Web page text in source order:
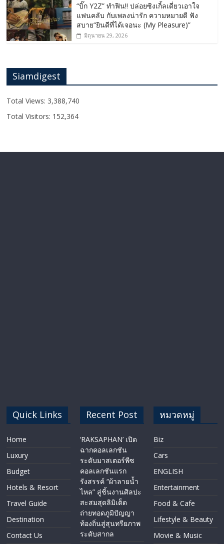
“บิ๊ก Y2Z” ทำฟิน!! ปล่อยซิงเกิ้ลเดี่ยวเอาใจ
แฟนคลับ กับเพลงน่ารัก ความหมายดี ฟัง
สบาย“ยินดีที่ได้เจอนะ (My Pleasure)”
มิถุนายน 29, 2026
Siamdigest
Total Views: 3,388,740
Total Visitors: 152,364
Quick Links
Home
Luxury
Budget
Hotels & Resort
Travel Guide
Destination
Contact Us
Recent Post
‘RAKSAPHAN’ เปิด
ฉากคอลเลกชัน
ระดับมาสเตอร์พีซ
คอลเลกชันแรก
รังสรรค์ “ผ้าลายน้ำ
ไหล” สู่ชิ้นงานศิลปะ
สะสมสุดลิมิเต็ด
ถ่ายทอดภูมิปัญญา
ท้องถิ่นสู่สุนทรียภาพ
ระดับสากล
หมวดหมู่
Biz
Cars
ENGLISH​
Entertainment
Food & Cafe
Lifestyle & Beauty
Movie & Music